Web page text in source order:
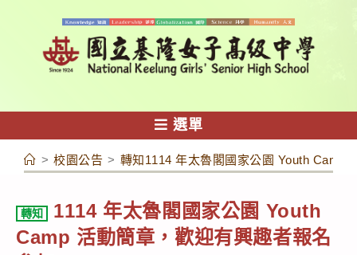
容
選單
> 校園公告 > 轉知1114 年太魯閣國家公園 Youth Camp
轉知
1114 年太魯閣國家公園 Youth
Camp 活動簡章，歡迎有興趣者報名